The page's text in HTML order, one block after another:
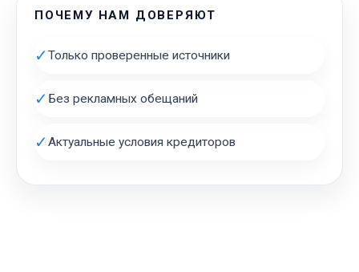
ПОЧЕМУ НАМ ДОВЕРЯЮТ
✓Только проверенные источники
✓ Без рекламных обещаний
✓Актуальные условия кредиторов